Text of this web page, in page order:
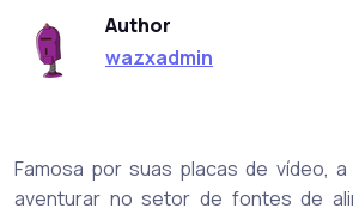
Author
wazxadmin
Famosa por suas placas de vídeo,
aventurar no setor de fontes de